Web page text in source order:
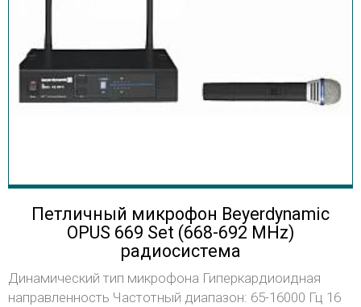
Петличный микрофон Beyerdynamic
OPUS 669 Set (668-692 MHz)
радиосистема
Динамический тип микрофона Гиперкардиоидная
направленность Частотный диапазон: 65-16000 Гц 16